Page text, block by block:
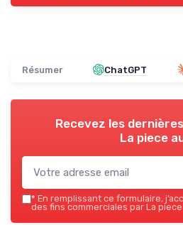
Résumer ChatGPT
Recevez les
La piece
* En remplissant ce formulaire,
des fins commerciales par La